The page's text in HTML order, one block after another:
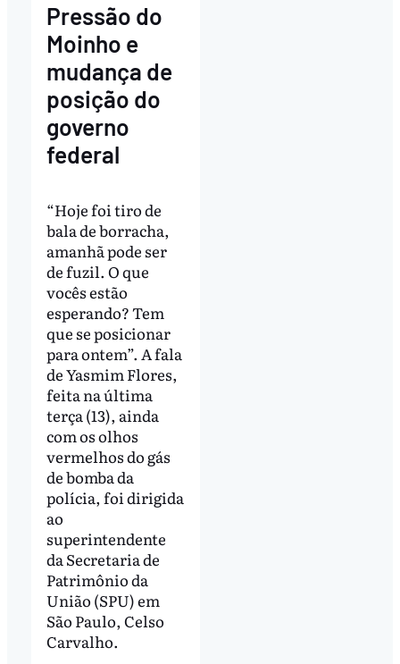
Pressão do
Moinho e
mudança de
posição do
governo
federal
“Hoje foi tiro de
bala de borracha,
amanhã pode ser
de fuzil. O que
vocês estão
esperando? Tem
que se posicionar
para ontem”. A fala
de Yasmim Flores,
feita na última
terça (13), ainda
com os olhos
vermelhos do gás
de bomba da
polícia, foi dirigida
ao
superintendente
da Secretaria de
Patrimônio da
União (SPU) em
São Paulo, Celso
Carvalho.